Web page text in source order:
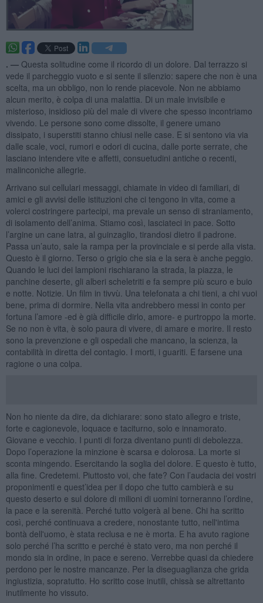
. — Questa solitudine come il ricordo di un dolore. Dal terrazzo si
vede il parcheggio vuoto e si sente il silenzio: sapere che non è una
scelta, ma un obbligo, non lo rende piacevole. Non ne abbiamo
alcun merito, è colpa di una malattia. Di un male invisibile e
misterioso, insidioso più del male di vivere che spesso incontriamo
vivendo. Le persone sono come dissolte, il genere umano
dissipato, i superstiti stanno chiusi nelle case. E si sentono via via
dalle scale, voci, rumori e odori di cucina, dalle porte serrate, che
lasciano intendere vite e affetti, consuetudini antiche o recenti,
malinconiche allegrie.
Arrivano sui cellulari messaggi, chiamate in video di familiari, di
amici e gli avvisi delle istituzioni che ci tengono in vita, come a
volerci costringere partecipi, ma prevale un senso di straniamento,
di isolamento dell’anima. Stiamo così, lasciateci in pace. Sotto
l’argine un cane latra, al guinzaglio, tirandosi dietro il padrone.
Passa un’auto, sale la rampa per la provinciale e si perde alla vista.
Questo è il giorno. Terso o grigio che sia e la sera è anche peggio.
Quando le luci dei lampioni rischiarano la strada, la piazza, le
panchine deserte, gli alberi scheletriti e fa sempre più scuro e buio
e notte. Notizie. Un film in tivvù. Una telefonata a chi tieni, a chi vuoi
bene, prima di dormire. Nella vita andrebbero messi in conto per
fortuna l’amore -ed è già difficile dirlo, amore- e purtroppo la morte.
Se no non è vita, è solo paura di vivere, di amare e morire. Il resto
sono la prevenzione e gli ospedali che mancano, la scienza, la
contabilità in diretta del contagio. I morti, i guariti. E farsene una
ragione o una colpa.
Non ho niente da dire, da dichiarare: sono stato allegro e triste,
forte e cagionevole, loquace e taciturno, solo e innamorato.
Giovane e vecchio. I punti di forza diventano punti di debolezza.
Dopo l’operazione la minzione è scarsa e dolorosa. La morte si
sconta mingendo. Esercitando la soglia del dolore. E questo è tutto,
alla fine. Credetemi. Piuttosto voi, che fate? Con l’audacia dei vostri
proponimenti e quest’idea per il dopo che tutto cambierà e su
questo deserto e sul dolore di milioni di uomini torneranno l’ordine,
la pace e la serenità. Perché tutto volgerà al bene. Chi ha scritto
così, perché continuava a credere, nonostante tutto, nell'intima
bontà dell'uomo, è stata reclusa e ne è morta. E ha avuto ragione
solo perché l’ha scritto e perché è stato vero, ma non perché il
mondo sia in ordine, in pace e sereno. Verrebbe quasi da chiedere
perdono per le nostre mancanze. Per la diseguaglianza che grida
ingiustizia, sopratutto. Ho scritto cose inutili, chissà se altrettanto
inutilmente ho vissuto.